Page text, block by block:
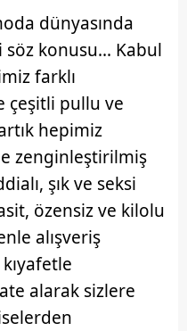
dünyasında
söz konusu... Kabul
farklı
çeşitli pullu ve
hepimiz
zenginleştirilmiş
şık ve seksi
özensiz ve kilolu
alışveriş
alarak sizlere